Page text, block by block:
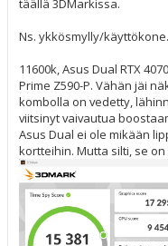
täällä 3DMarkissa.
Ns. ykkösmylly/käyttökone.
11600k, Asus Dual RTX
Prime Z590-P. Vähän jäi
kombolla on vedetty,
viitsinyt vaivautua
Asus Dual ei ole mikään
kortteihin. Mutta silti, se